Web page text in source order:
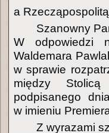
a
Szanowny
W odpowiedzi
Waldemara
w sprawie
między
podpisanego
w imieniu
Z wyrazami